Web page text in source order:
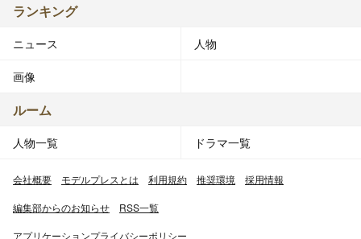
ランキング
ニュース 人物
画像
ルーム
人物一覧 ドラマ一覧
会社概要 モデルプレスとは 利用規約 推奨環境 採用情報
編集部からのお知らせ RSS一覧
アプリケーションプライバシーポリシー